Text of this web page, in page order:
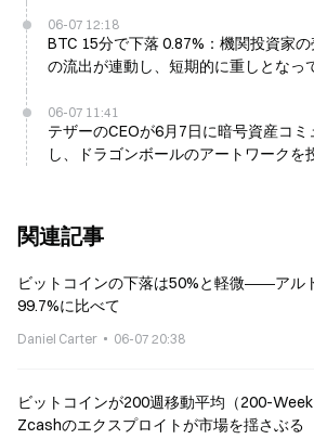
06-07 12:18
BTC 15分で下落 0.87%：機関投資家
の流出が連動し、短期的に重しとなっ
06-07 11:41
テザーのCEOが6月7日に暗号資産コ
し、ドラゴンボールのアートワークを
関連記事
ビットコインの下落は50%と軽微――アル
99.7%に比べて
Daniel Carter 06-07 20:38
ビットコインが200週移動平均（200-Week
Zcashのエクスプロイトが市場を揺さぶる